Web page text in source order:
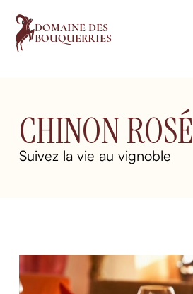
DOMAINE DES
BOUQUERRIES
CHINON ROSÉ
Suivez la vie au vignoble